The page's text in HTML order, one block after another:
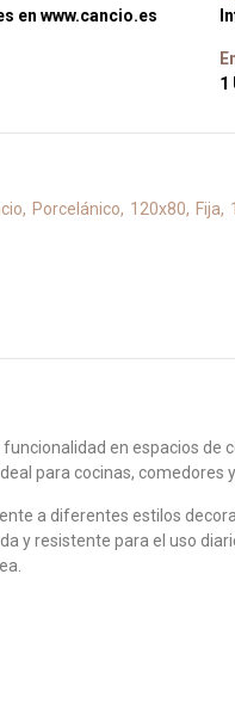
en www.cancio.es
1
Porcelánico 120x80 Fija
en espacios de
para cocinas, comedores
a diferentes estilos
resistente para el uso